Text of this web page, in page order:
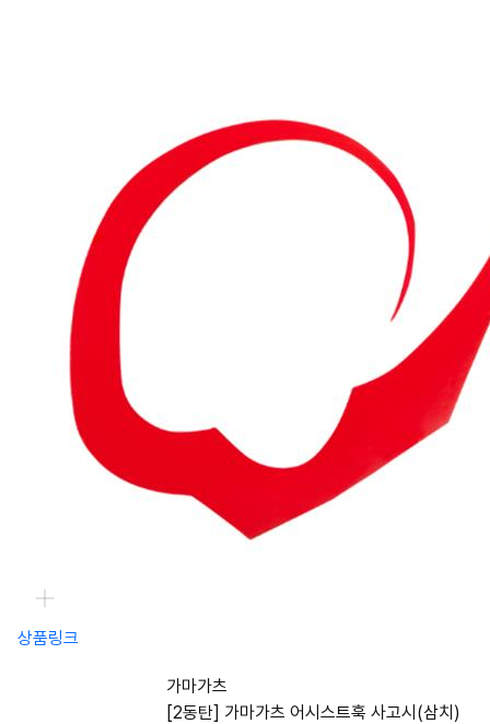
상품링크
가마가츠
[2동탄] 가마가츠 어시스트훅 사고시(삼치)